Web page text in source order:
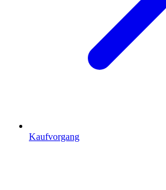
Kaufvorgang